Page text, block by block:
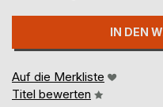
IN DEN
Auf die Merkliste
Titel bewerten